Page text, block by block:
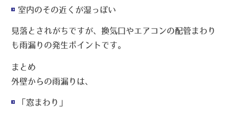
室内のその近くが湿っぽい
見落とされがちですが、換気口やエアコンの配管まわり
も雨漏りの発生ポイントです。
まとめ
外壁からの雨漏りは、
「窓まわり」